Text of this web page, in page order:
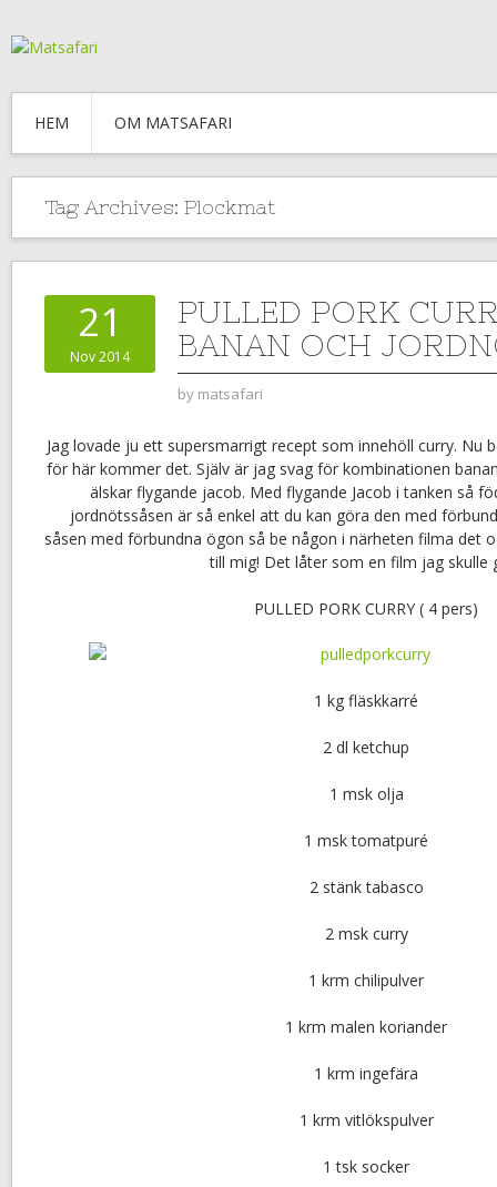
HEM OM MATSAFARI
Tag Archives: Plockmat
21
Nov 2014
PULLED PORK
BANAN OCH
by matsafari
Jag lovade ju ett supersmarrigt recept som innehöll curry. Nu
för här kommer det. Själv är jag svag för kombinationen
älskar flygande jacob. Med flygande Jacob i tanken så
jordnötssåsen är så enkel att du kan göra den med
såsen med förbundna ögon så be någon i närheten filma det
till mig! Det låter som en film jag skulle
PULLED PORK CURRY ( 4 pers)
1 kg fläskkarré
2 dl ketchup
1 msk olja
1 msk tomatpuré
2 stänk tabasco
2 msk curry
1 krm chilipulver
1 krm malen koriander
1 krm ingefära
1 krm vitlökspulver
1 tsk socker